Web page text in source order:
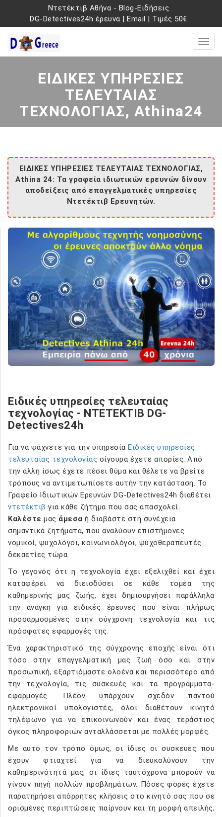
Ντετέκτιβ Αθήνα - Blog-Ειδήσεις
DG-Detectives24h έρευνα |Email | Τιμές 50€
ΕΙΔΙΚΕΣ ΥΠΗΡΕΣΙΕΣ
ΤΕΛΕΥΤΑΙΑΣ
ΤΕΧΝΟΛΟΓΙΑΣ, Athina24
ΕΙΔΙΚΕΣ ΥΠΗΡΕΣΙΕΣ ΤΕΛΕΥΤΑΙΑΣ ΤΕΧΝΟΛΟΓΙΑΣ,
Athina 24: Τα γραφεία ιδιωτικών ερευνών δίνουν
αποδείξεις από επαγγελματικές υπηρεσίες
Ντετέκτιβ Ερευνητών.
Ειδικές υπηρεσίες τελευταίας
τεχνολογίας - NTETEKTIB DG-
Detectives24h
Για να ψάχνετε για την υπηρεσία Ειδικές υπηρεσίες
τελευταίας τεχνολογίας σίγουρα έχετε απορίες. Από
την άλλη ίσως έχετε πέσει θύμα και θέλετε να βρείτε
τρόπους να αντιμετωπίσετε αυτήν την κατάσταση. Το
Γραφείο Ιδιωτικών Ερευνών DG-Detectives24h διαθέτει
ντετέκτιβ για κάθε ζήτημα που σας απασχολεί.
Καλέστε μας άμεσα ή διαβάστε στη συνέχεια
σημαντικά ζητήματα, που αναλύουν επιστήμονες
νομικοί, ψυχολόγοι, κοινωνιολόγοι, ψυχοθεραπευτές
δεκαετίες τώρα.
Το γεγονός ότι η τεχνολογία έχει εξελιχθεί και έχει
καταφέρει να διεισδύσει σε κάθε τομέα της
καθημερινής μας ζωής, έχει δημιουργήσει παράλληλα
την ανάγκη για ειδικές έρευνες που είναι πλήρως
προσαρμοσμένες στην σύγχρονη τεχνολογία και τις
πρόσφατες εφαρμογές της.
Ένα χαρακτηριστικό της σύγχρονης εποχής είναι ότι
τόσο στην επαγγελματική μας ζωή όσο και στην
προσωπική, εξαρτιόμαστε ολοένα και περισσότερο από
την τεχνολογία, τις συσκευές και τα προγράμματα-
εφαρμογές. Πλέον υπάρχουν σχεδόν παντού
ηλεκτρονικοί υπολογιστές, όλοι διαθέτουν κινητό
τηλέφωνο για να επικοινωνούν και ένας τεράστιος
όγκος πληροφοριών ανταλλάσσεται με πολλές μορφές.
Με αυτό τον τρόπο όμως, οι ίδιες οι συσκευές που
έχουν φτιαχτεί για να διευκολύνουν την
καθημερινότητά μας, οι ίδιες ταυτόχρονα μπορούν να
γίνουν πηγή πολλών προβλημάτων. Πόσες φορές έχετε
παρατηρήσει απόρρητες κλήσεις στο κινητό σας που σε
ορισμένες περιπτώσεις παίρνουν και τη μορφή απειλής;